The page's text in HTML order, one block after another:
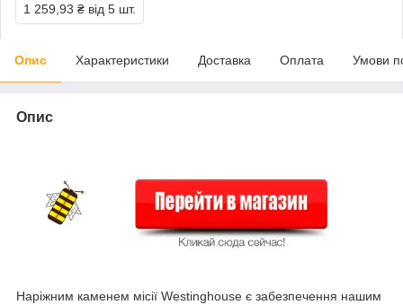
1 259,93 ₴ від 5 шт.
Опис Характеристики Доставка Оплата Умови
Опис
Наріжним каменем місії Westinghouse є забезпечення нашим